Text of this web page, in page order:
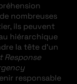
nombreuses
ils peuvent
hiérarchique
la tête d’un
Response
responsable